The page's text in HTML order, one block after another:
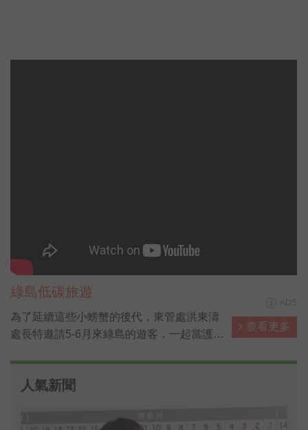
綠島低碳旅遊
為了延續這些小螃蟹的後代，東管處洪東濤
處長特邀請5-6月來綠島的遊客，一起當護蟹
單位公館國小王邇翰校長表示，護蟹活動非
朋友體會媽媽為了延續下一代付出辛苦的代
查看更多
人氣新聞